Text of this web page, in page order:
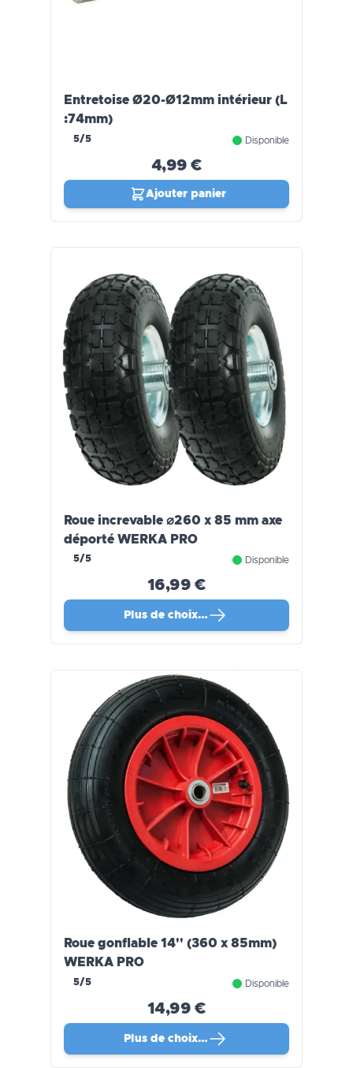
Entretoise Ø20-Ø12mm intérieur (L
:74mm)
5/5 Disponible
4,99 €
Ajouter panier
Roue increvable ⌀260 x 85 mm axe
déporté WERKA PRO
5/5 Disponible
16,99 €
Plus de choix…
Roue gonflable 14'' (360 x 85mm)
WERKA PRO
5/5 Disponible
14,99 €
Plus de choix…